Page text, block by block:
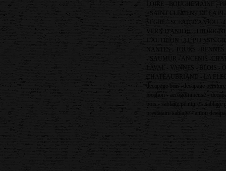
LOIRE - BOUCHEMAINE -
- SAINT CLEMENT DE LA
SEGRE - SCEAU D'ANJOU
VERN D'ANJOU -
L'AUTHION - LE PLESSIS
NANTES - TOURS -
- SAUMUR - ANCENIS -
LAVAL - VANNES - BLOIS -
CHATEAUBRIAND - LA
decapage bois -decapage
location - aerogommeuse -
bois - sablage peinture -
prestataire sablage - anjou